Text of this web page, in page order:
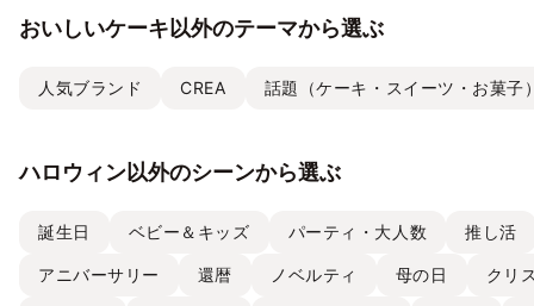
おいしいケーキ以外のテーマから選ぶ
人気ブランド CREA 話題（ケーキ・スイーツ・お菓子
ハロウィン以外のシーンから選ぶ
誕生日 ベビー＆キッズ パーティ・大人数 推し活
アニバーサリー 還暦 ノベルティ 母の日 クリ